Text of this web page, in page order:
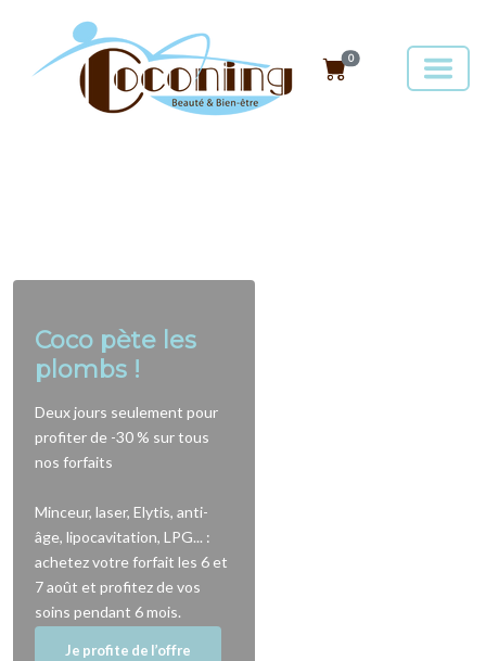
Coco pète les
plombs !
Deux jours seulement pour
profiter de -30 % sur tous
nos forfaits
Minceur, laser, Elytis, anti-
âge, lipocavitation, LPG... :
achetez votre forfait les 6 et
7 août et profitez de vos
soins pendant 6 mois.
Je profite de l’offre
0